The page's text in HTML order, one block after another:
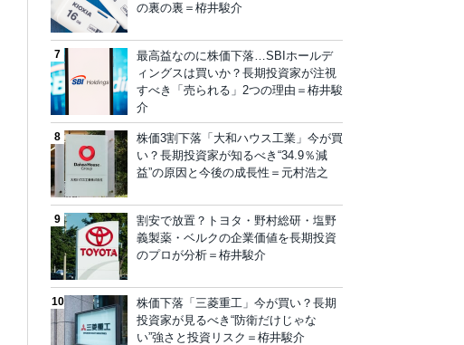
の裏の裏＝栫井駿介
最高益なのに株価下落…SBIホールデ
ィングスは買いか？長期投資家が注視
すべき「売られる」2つの理由＝栫井駿
介
株価3割下落「大和ハウス工業」今が買
い？長期投資家が知るべき“34.9％減
益”の原因と今後の成長性＝元村浩之
割安で放置？トヨタ・野村総研・塩野
義製薬・ベルクの企業価値を長期投資
のプロが分析＝栫井駿介
株価下落「三菱重工」今が買い？長期
投資家が見るべき“防衛だけじゃな
い”強さと投資リスク＝栫井駿介